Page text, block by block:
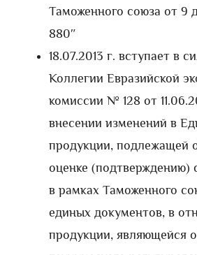
Таможенного союза от 9
880″
18.07.2013 г. вступает в
Коллегии Евразийской
комиссии № 128 от
внесении изменений в
продукции, подлежащей
оценке (подтверждению)
в рамках Таможенного
единых документов, в
продукции, являющейся